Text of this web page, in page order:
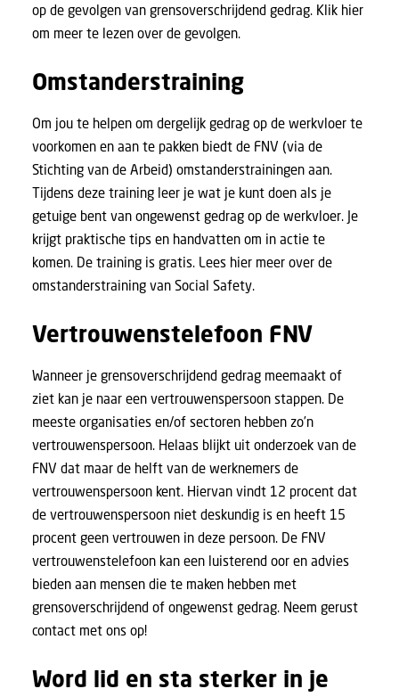
op de gevolgen van grensoverschrijdend gedrag. Klik hier
om meer te lezen over de gevolgen.
Omstanderstraining
Om jou te helpen om dergelijk gedrag op de werkvloer te
voorkomen en aan te pakken biedt de FNV (via de
Stichting van de Arbeid) omstanderstrainingen aan.
Tijdens deze training leer je wat je kunt doen als je
getuige bent van ongewenst gedrag op de werkvloer. Je
krijgt praktische tips en handvatten om in actie te
komen. De training is gratis. Lees hier meer over de
omstanderstraining van Social Safety.
Vertrouwenstelefoon FNV
Wanneer je grensoverschrijdend gedrag meemaakt of
ziet kan je naar een vertrouwenspersoon stappen. De
meeste organisaties en/of sectoren hebben zo’n
vertrouwenspersoon. Helaas blijkt uit onderzoek van de
FNV dat maar de helft van de werknemers de
vertrouwenspersoon kent. Hiervan vindt 12 procent dat
de vertrouwenspersoon niet deskundig is en heeft 15
procent geen vertrouwen in deze persoon. De FNV
vertrouwenstelefoon kan een luisterend oor en advies
bieden aan mensen die te maken hebben met
grensoverschrijdend of ongewenst gedrag. Neem gerust
contact met ons op!
Word lid en sta sterker in je